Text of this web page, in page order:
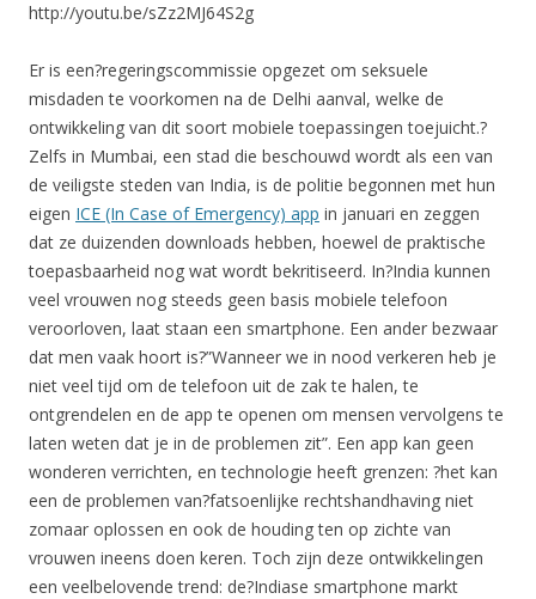
http://youtu.be/sZz2MJ64S2g
Er is een?regeringscommissie opgezet om seksuele
misdaden te voorkomen na de Delhi aanval, welke de
ontwikkeling van dit soort mobiele toepassingen toejuicht.?
Zelfs in Mumbai, een stad die beschouwd wordt als een van
de veiligste steden van India, is de politie begonnen met hun
eigen ICE (In Case of Emergency) app in januari en zeggen
dat ze duizenden downloads hebben, hoewel de praktische
toepasbaarheid nog wat wordt bekritiseerd. In?India kunnen
veel vrouwen nog steeds geen basis mobiele telefoon
veroorloven, laat staan een smartphone. Een ander bezwaar
dat men vaak hoort is?”Wanneer we in nood verkeren heb je
niet veel tijd om de telefoon uit de zak te halen, te
ontgrendelen en de app te openen om mensen vervolgens te
laten weten dat je in de problemen zit”. Een app kan geen
wonderen verrichten, en technologie heeft grenzen: ?het kan
een de problemen van?fatsoenlijke rechtshandhaving niet
zomaar oplossen en ook de houding ten op zichte van
vrouwen ineens doen keren. Toch zijn deze ontwikkelingen
een veelbelovende trend: de?Indiase smartphone markt